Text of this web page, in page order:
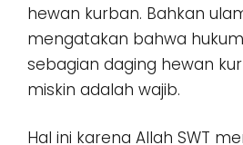
hewan kurban. Bahkan
mengatakan bahwa
sebagian daging hewan
miskin adalah wajib.
Hal ini karena Allah SWT